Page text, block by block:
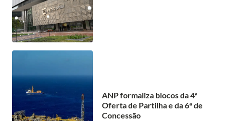
ANP formaliza blocos da 4ª
Oferta de Partilha e da 6ª de
Concessão